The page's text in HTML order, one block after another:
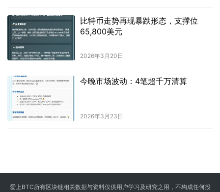
比特币走势再现暴跌形态，支撑位
65,800美元
2026年3月20日
今晚市场波动：4笔超千万清算
2026年3月23日
爱上BTC所有区块链相关数据与资料仅供用户学习及研究之用，不构成任何投